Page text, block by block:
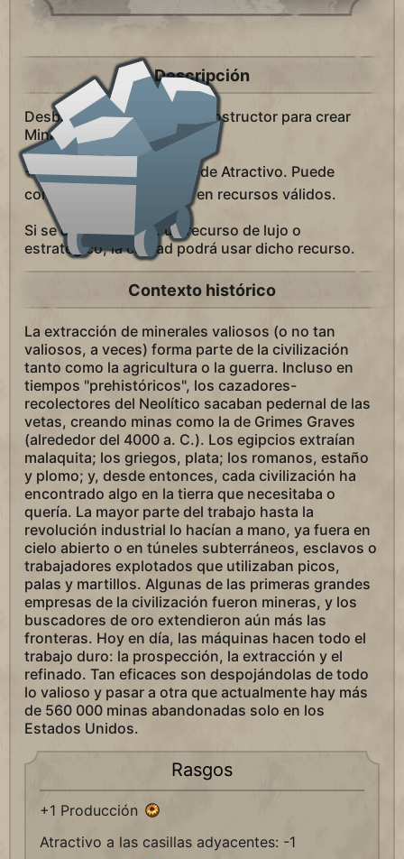
Descripción
Desbloquea la habilidad Constructor para crear
Minas.
+1 a la Producción
. -1 de Atractivo. Puede
construirse en Colinas o en recursos válidos.
Si se construye con un recurso de lujo o
estratégico, la ciudad podrá usar dicho recurso.
Contexto histórico
La extracción de minerales valiosos (o no tan
valiosos, a veces) forma parte de la civilización
tanto como la agricultura o la guerra. Incluso en
tiempos "prehistóricos", los cazadores-
recolectores del Neolítico sacaban pedernal de las
vetas, creando minas como la de Grimes Graves
(alrededor del 4000 a. C.). Los egipcios extraían
malaquita; los griegos, plata; los romanos, estaño
y plomo; y, desde entonces, cada civilización ha
encontrado algo en la tierra que necesitaba o
quería. La mayor parte del trabajo hasta la
revolución industrial lo hacían a mano, ya fuera en
cielo abierto o en túneles subterráneos, esclavos o
trabajadores explotados que utilizaban picos,
palas y martillos. Algunas de las primeras grandes
empresas de la civilización fueron mineras, y los
buscadores de oro extendieron aún más las
fronteras. Hoy en día, las máquinas hacen todo el
trabajo duro: la prospección, la extracción y el
refinado. Tan eficaces son despojándolas de todo
lo valioso y pasar a otra que actualmente hay más
de 560 000 minas abandonadas solo en los
Estados Unidos.
Rasgos
+1 Producción
Atractivo a las casillas adyacentes: -1